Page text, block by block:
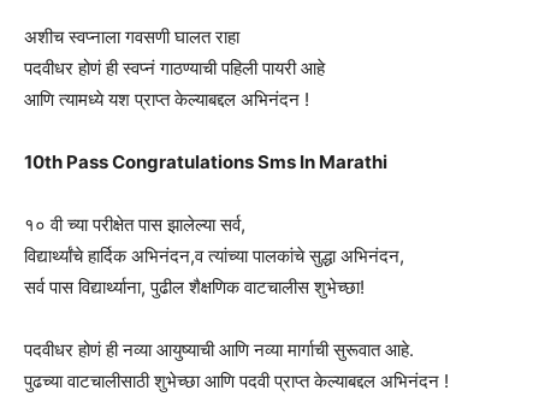
अशीच स्वप्नाला गवसणी घालत राहा
पदवीधर होणं ही स्वप्नं गाठण्याची पहिली पायरी आहे
आणि त्यामध्ये यश प्राप्त केल्याबद्दल अभिनंदन !
10th Pass Congratulations Sms In Marathi
१० वी च्या परीक्षेत पास झालेल्या सर्व,
विद्यार्थ्यांचे हार्दिक अभिनंदन,व त्यांच्या पालकांचे सुद्धा अभिनंदन,
सर्व पास विद्यार्थ्याना, पुढील शैक्षणिक वाटचालीस शुभेच्छा!
पदवीधर होणं ही नव्या आयुष्याची आणि नव्या मार्गाची सुरूवात आहे.
पुढच्या वाटचालीसाठी शुभेच्छा आणि पदवी प्राप्त केल्याबद्दल अभिनंदन !